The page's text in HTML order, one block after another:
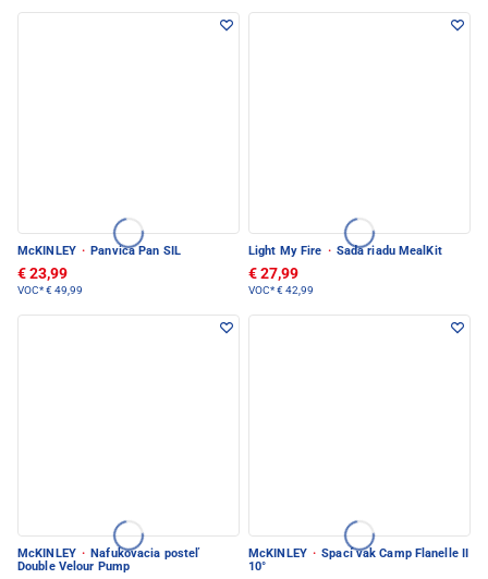
McKINLEY · Panvica Pan SIL
€ 23,99
VOC*€ 49,99
Light My Fire · Sada riadu MealKit
€ 27,99
VOC*€ 42,99
McKINLEY · Nafukovacia posteľ
Double Velour Pump
McKINLEY · Spací vak Camp Flanelle II
10°